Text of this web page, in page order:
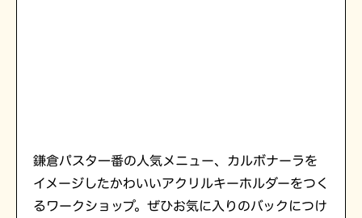
鎌倉パスタ一番の人気メニュー、カルボナーラを
イメージしたかわいいアクリルキーホルダーをつく
るワークショップ。ぜひお気に入りのバックにつけ